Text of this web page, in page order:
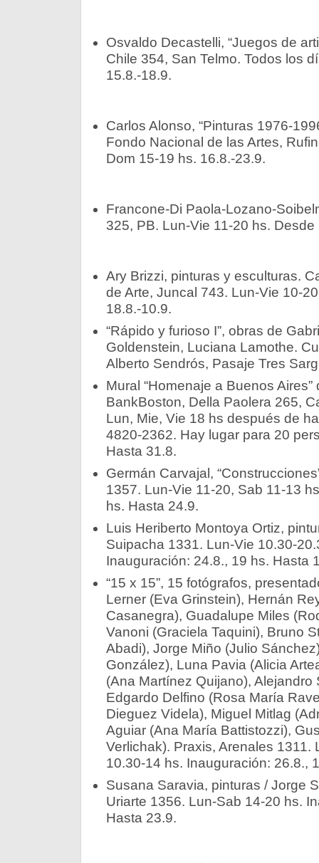
Osvaldo Decastelli, “Juegos de
Chile 354, San Telmo. Todos los
15.8.-18.9.
Carlos Alonso, “Pinturas 1976-
Fondo Nacional de las Artes,
Dom 15-19 hs. 16.8.-23.9.
Francone-Di Paola-Lozano-
325, PB. Lun-Vie 11-20 hs. Desde
Ary Brizzi, pinturas y esculturas.
de Arte, Juncal 743. Lun-Vie 10-
18.8.-10.9.­
“Rápido y furioso I”, obras de
Goldenstein, Luciana Lamothe.
Alberto Sendrós, Pasaje Tres
Mural “Homenaje a Buenos
BankBoston, Della Paolera 265,
Lun, Mie, Vie 18 hs después de
4820-2362. Hay lugar para 20
Hasta 31.8.
Germán Carvajal,
1357. Lun-Vie 11-20, Sab 11-13
hs. Hasta 24.9.­­
Luis Heriberto Montoya Ortiz,
Suipacha 1331. Lun-Vie 10.30-
Inauguración: 24.8., 19 hs. Hasta
“15 x 15”, 15 fotógrafos,
Lerner (Eva Grinstein), Hernán
Casanegra), Guadalupe Miles
Vanoni (Graciela Taquini), Bruno
Abadi), Jorge Miño (Julio
González), Luna Pavia (Alicia
(Ana Martínez Quijano),
Edgardo Delfino (Rosa María
Dieguez Videla), Miguel Mitlag
Aguiar (Ana María Battistozzi),
Verlichak). Praxis, Arenales 1311.
10.30-14 hs. Inauguración: 26.8.,
Susana Saravia, pinturas / Jorge
Uriarte 1356. Lun-Sab 14-20 hs.
Hasta 23.9.­